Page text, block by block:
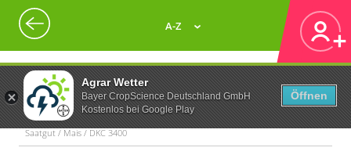
Agrar Wetter
Bayer CropScience Deutschland GmbH
Kostenlos bei Google Play
Öffnen
A-Z
Saatgut / Mais / DKC 3400